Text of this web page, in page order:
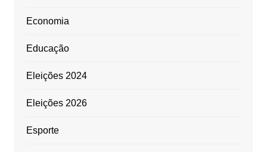
Economia
Educação
Eleições 2024
Eleições 2026
Esporte